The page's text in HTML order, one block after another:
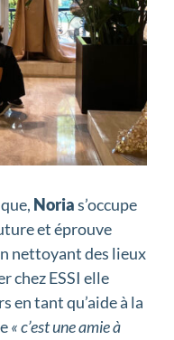
Norias’occupe
et éprouve
nettoyant des lieux
chez ESSI elle
en tant qu’aide à la
« c’est une amie à